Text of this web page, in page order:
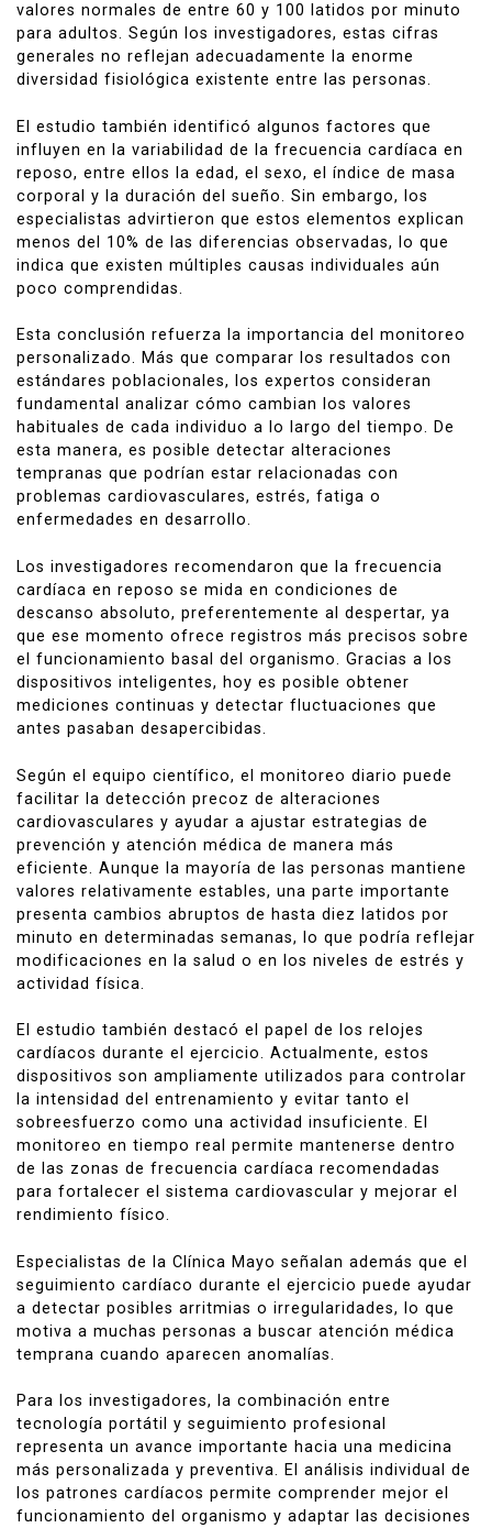
valores normales de entre 60 y 100 latidos por minuto
para adultos. Según los investigadores, estas cifras
generales no reflejan adecuadamente la enorme
diversidad fisiológica existente entre las personas.
El estudio también identificó algunos factores que
influyen en la variabilidad de la frecuencia cardíaca en
reposo, entre ellos la edad, el sexo, el índice de masa
corporal y la duración del sueño. Sin embargo, los
especialistas advirtieron que estos elementos explican
menos del 10% de las diferencias observadas, lo que
indica que existen múltiples causas individuales aún
poco comprendidas.
Esta conclusión refuerza la importancia del monitoreo
personalizado. Más que comparar los resultados con
estándares poblacionales, los expertos consideran
fundamental analizar cómo cambian los valores
habituales de cada individuo a lo largo del tiempo. De
esta manera, es posible detectar alteraciones
tempranas que podrían estar relacionadas con
problemas cardiovasculares, estrés, fatiga o
enfermedades en desarrollo.
Los investigadores recomendaron que la frecuencia
cardíaca en reposo se mida en condiciones de
descanso absoluto, preferentemente al despertar, ya
que ese momento ofrece registros más precisos sobre
el funcionamiento basal del organismo. Gracias a los
dispositivos inteligentes, hoy es posible obtener
mediciones continuas y detectar fluctuaciones que
antes pasaban desapercibidas.
Según el equipo científico, el monitoreo diario puede
facilitar la detección precoz de alteraciones
cardiovasculares y ayudar a ajustar estrategias de
prevención y atención médica de manera más
eficiente. Aunque la mayoría de las personas mantiene
valores relativamente estables, una parte importante
presenta cambios abruptos de hasta diez latidos por
minuto en determinadas semanas, lo que podría reflejar
modificaciones en la salud o en los niveles de estrés y
actividad física.
El estudio también destacó el papel de los relojes
cardíacos durante el ejercicio. Actualmente, estos
dispositivos son ampliamente utilizados para controlar
la intensidad del entrenamiento y evitar tanto el
sobreesfuerzo como una actividad insuficiente. El
monitoreo en tiempo real permite mantenerse dentro
de las zonas de frecuencia cardíaca recomendadas
para fortalecer el sistema cardiovascular y mejorar el
rendimiento físico.
Especialistas de la Clínica Mayo señalan además que el
seguimiento cardíaco durante el ejercicio puede ayudar
a detectar posibles arritmias o irregularidades, lo que
motiva a muchas personas a buscar atención médica
temprana cuando aparecen anomalías.
Para los investigadores, la combinación entre
tecnología portátil y seguimiento profesional
representa un avance importante hacia una medicina
más personalizada y preventiva. El análisis individual de
los patrones cardíacos permite comprender mejor el
funcionamiento del organismo y adaptar las decisiones